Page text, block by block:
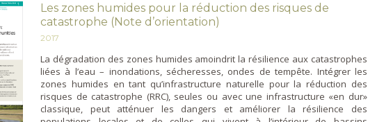
Les zones humides pour la réduction des risques de
catastrophe (Note d’orientation)
2017
La dégradation des zones humides amoindrit la résilience aux catastrophes
liées à l’eau – inondations, sécheresses, ondes de tempête. Intégrer les
zones humides en tant qu’infrastructure naturelle pour la réduction des
risques de catastrophe (RRC), seules ou avec une infrastructure «en dur»
classique, peut atténuer les dangers et améliorer la résilience des